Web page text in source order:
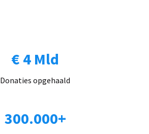
€ 4 Mld
Donaties opgehaald
300.000+